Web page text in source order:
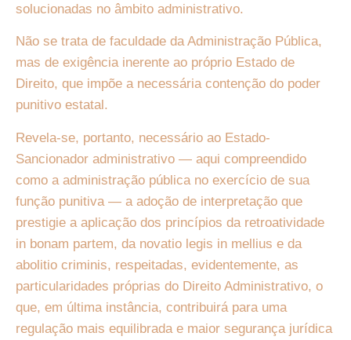
solucionadas no âmbito administrativo.
Não se trata de faculdade da Administração Pública,
mas de exigência inerente ao próprio Estado de
Direito, que impõe a necessária contenção do poder
punitivo estatal.
Revela-se, portanto, necessário ao Estado-
Sancionador administrativo — aqui compreendido
como a administração pública no exercício de sua
função punitiva — a adoção de interpretação que
prestigie a aplicação dos princípios da retroatividade
in bonam partem, da novatio legis in mellius e da
abolitio criminis, respeitadas, evidentemente, as
particularidades próprias do Direito Administrativo, o
que, em última instância, contribuirá para uma
regulação mais equilibrada e maior segurança jurídica